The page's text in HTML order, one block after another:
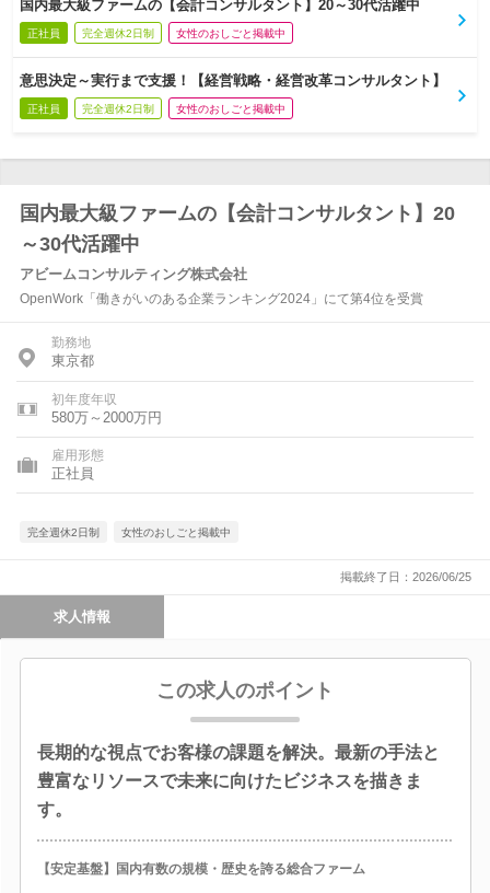
国内最大級ファームの【会計コンサルタント】20～30代活躍中
正社員 完全週休2日制 女性のおしごと掲載中
意思決定～実行まで支援！【経営戦略・経営改革コンサルタント】
正社員 完全週休2日制 女性のおしごと掲載中
国内最大級ファームの【会計コンサルタント】20
～30代活躍中
アビームコンサルティング株式会社
OpenWork「働きがいのある企業ランキング2024」にて第4位を受賞
勤務地
東京都
初年度年収
580万～2000万円
雇用形態
正社員
完全週休2日制 女性のおしごと掲載中
掲載終了日：2026/06/25
求人情報
この求人のポイント
長期的な視点でお客様の課題を解決。最新の手法と
豊富なリソースで未来に向けたビジネスを描きま
す。
【安定基盤】国内有数の規模・歴史を誇る総合ファーム